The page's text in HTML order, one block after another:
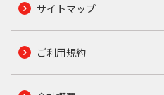
サイトマップ
ご利用規約